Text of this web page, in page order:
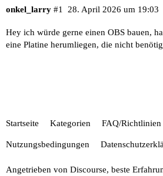
onkel_larry 28. April 2026 um 19:03
#1
Hey ich würde gerne einen OBS bauen,
eine Platine herumliegen, die nicht
Startseite Kategorien FAQ/Richtlinien
Nutzungsbedingungen
Angetrieben von Discourse, beste